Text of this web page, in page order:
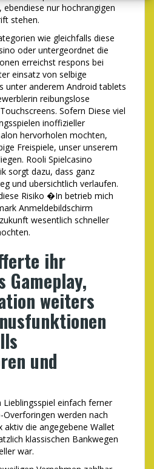
ebendiese nur hochrangigen
stehen.
wie gleichfalls diese
oder untergeordnet die
erreichst respons bei
einsatz von selbige
unter anderem Android tablets
reibungslose
Sofern Diese viel
inoffizieller
hervorholen mochten,
Freispiele, unser unserem
Rooli Spielcasino
sorgt dazu, dass ganz
und ubersichtlich verlaufen.
Risiko �In betrieb mich
Anmeldebildschirm
wesentlich schneller
ihr
Gameplay,
weiters
und
einfach ferner
werden nach
aktiv die angegebene Wallet
klassischen Bankwegen
war.